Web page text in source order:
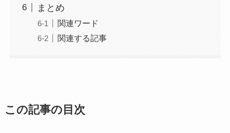
まとめ
関連ワード
関連する記事
この記事の目次